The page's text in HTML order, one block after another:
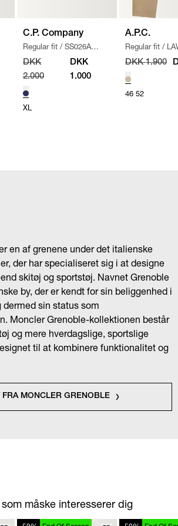
C.P. Company
Regular fit / SS026A
005086W SWEATSHIRT
DKK
2.000
DKK
1.000
XL
A.P.C.
Regular fit /
CHINO
DKK 1.900
46 52
en af grenene under det italienske
der har specialiseret sig i at designe
skitøj og sportstøj. Navnet Grenoble
by, der er kendt for sin beliggenhed i
dermed sin status som
Moncler Grenoble-kollektionen består
og mere hverdagslige, sportslige
til at kombinere funktionalitet og
FRA MONCLER GRENOBLE
måske interesserer dig